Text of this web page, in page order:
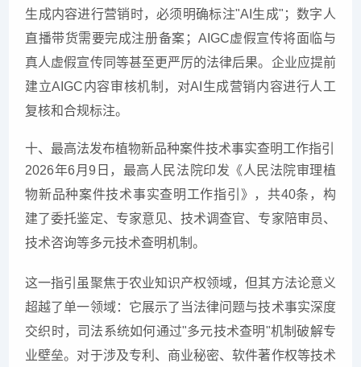
生成内容进行营销时，必须明确标注"AI生成"；数字人
直播带货需要完成注册备案；AIGC虚假宣传将面临与
真人虚假宣传同等甚至更严厉的法律后果。企业应提前
建立AIGC内容审核机制，对AI生成营销内容进行人工
复核和合规标注。
十、最高法发布植物新品种案件技术事实查明工作指引
2026年6月9日，最高人民法院印发《人民法院审理植
物新品种案件技术事实查明工作指引》，共40条，构
建了委托鉴定、专家意见、技术调查官、专家陪审员、
技术咨询等多元技术查明机制。
这一指引虽聚焦于农业知识产权领域，但其方法论意义
超越了单一领域：它展示了当法律问题与技术事实深度
交织时，司法系统如何通过"多元技术查明"机制破解专
业壁垒。对于涉及专利、商业秘密、软件著作权等技术